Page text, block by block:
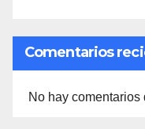
Comentarios
No hay comentarios